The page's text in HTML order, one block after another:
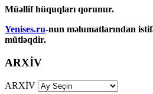
Müəllif hüquqları qorunur.
Yenises.ru-nun məlumatlarından
mütləqdir.
ARXİV
ARXİV